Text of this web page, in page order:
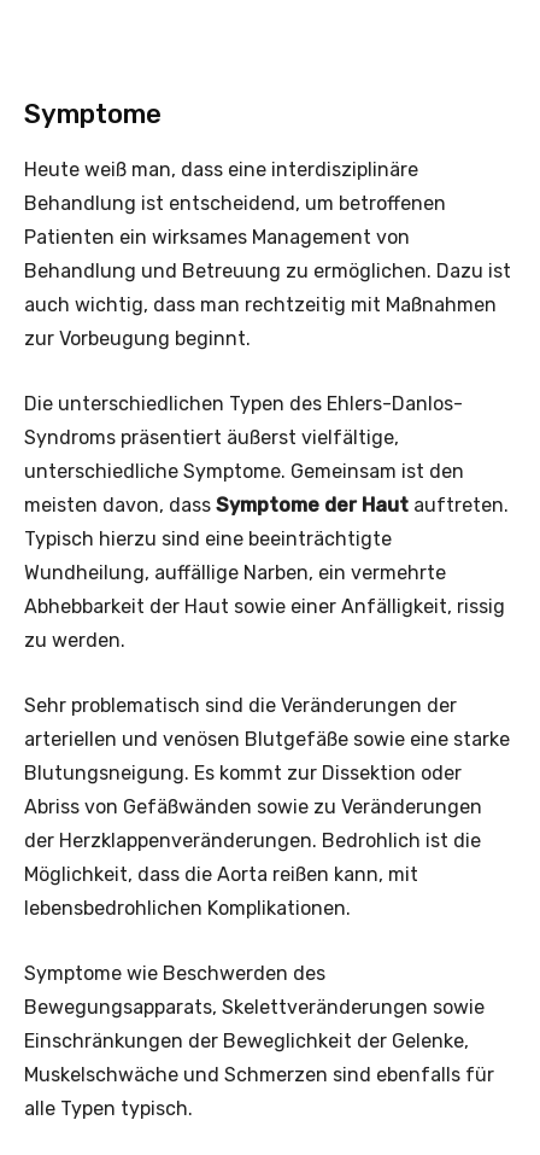
Symptome
Heute weiß man, dass eine interdisziplinäre
Behandlung ist entscheidend, um betroffenen
Patienten ein wirksames Management von
Behandlung und Betreuung zu ermöglichen. Dazu ist
auch wichtig, dass man rechtzeitig mit Maßnahmen
zur Vorbeugung beginnt.
Die unterschiedlichen Typen des Ehlers-Danlos-
Syndroms präsentiert äußerst vielfältige,
unterschiedliche Symptome. Gemeinsam ist den
meisten davon, dass Symptome der Haut auftreten.
Typisch hierzu sind eine beeinträchtigte
Wundheilung, auffällige Narben, ein vermehrte
Abhebbarkeit der Haut sowie einer Anfälligkeit, rissig
zu werden.
Sehr problematisch sind die Veränderungen der
arteriellen und venösen Blutgefäße sowie eine starke
Blutungsneigung. Es kommt zur Dissektion oder
Abriss von Gefäßwänden sowie zu Veränderungen
der Herzklappenveränderungen. Bedrohlich ist die
Möglichkeit, dass die Aorta reißen kann, mit
lebensbedrohlichen Komplikationen.
Symptome wie Beschwerden des
Bewegungsapparats, Skelettveränderungen sowie
Einschränkungen der Beweglichkeit der Gelenke,
Muskelschwäche und Schmerzen sind ebenfalls für
alle Typen typisch.